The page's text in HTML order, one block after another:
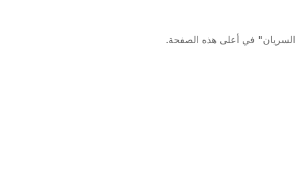
في أعلى هذه الصفحة.